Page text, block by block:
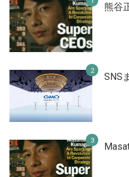
熊谷
SNS